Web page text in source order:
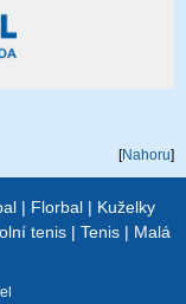
[Nahoru]
| Florbal | Kuželky
tenis| Tenis| Malá